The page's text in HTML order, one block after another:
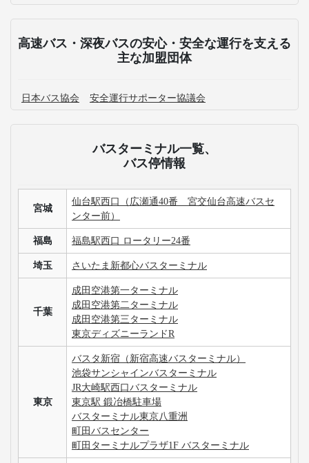
高速バス・深夜バスの安心・安全な運行を支える
主な加盟団体
日本バス協会 安全運行サポーター協議会
バスターミナル一覧、
バス停情報
宮城
仙台駅西口（広瀬通40番 宮交仙台高速バスセ
ンター前）
福島 福島駅西口 ロータリー24番
埼玉 さいたま新都心バスターミナル
千葉
成田空港第一ターミナル
成田空港第二ターミナル
成田空港第三ターミナル
東京ディズニーランドR
東京
バスタ新宿（新宿高速バスターミナル）
池袋サンシャインバスターミナル
JR大崎駅西口バスターミナル
東京駅 鍛冶橋駐車場
バスターミナル東京八重洲
町田バスセンター
町田ターミナルプラザ1F バスターミナル